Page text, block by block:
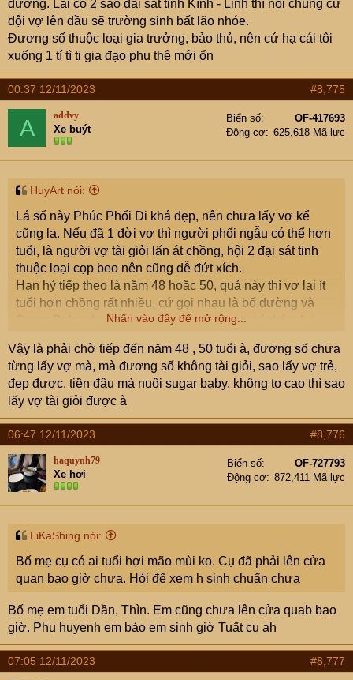
dương. Lại có 2 sao đại sát tinh Kình - Linh thì nói chung cứ
đội vợ lên đầu sẽ trường sinh bất lão nhóe.
Đương số thuộc loại gia trưởng, bảo thủ, nên cứ hạ cái tôi
xuống 1 tí tì ti gia đạo phu thê mới ổn
00:37 12/11/2023 #8,775
A addvy
Xe buýt
Biển số
OF-417693
Động cơ
625,618 Mã lực
HuyArt nói:
Lá số này Phúc Phối Di khá đẹp, nên chưa lấy vợ kể
cũng lạ. Nếu đã 1 đời vợ thì người phối ngẫu có thể hơn
tuổi, là người vợ tài giỏi lấn át chồng, hội 2 đại sát tinh
thuộc loại cọp beo nên cũng dễ đứt xích.
Hạn hỷ tiếp theo là năm 48 hoặc 50, quả này thì vợ lại ít
tuổi hơn chồng rất nhiều, cứ gọi nhau là bố đường và
Sugar Baby cho nó tình cảm đỡ cãi nhau chí chóe, lại
Cung Thê VCD đất La - Võng mà có cả thiên không và
thiếu dương thì lúc này Thiếu dương nó uy lực chả kém
gì Thái dương. Lại có 2 sao đại sát tinh Kình - Linh thì nói
chung cứ đội vợ lên đầu sẽ trường sinh bất lão nhóe.
Đương số thuộc loại gia trưởng, bảo thủ, nên cứ hạ cái
tôi xuống 1 tí tì ti gia đạo phu thê mới ổn
Nhấn vào đây để mở rộng...
Vậy là phải chờ tiếp đến năm 48 , 50 tuổi à, đương số chưa
từng lấy vợ mà, mà đương số không tài giỏi, sao lấy vợ trẻ,
đẹp được. tiền đâu mà nuôi sugar baby, không to cao thì sao
lấy vợ tài giỏi được à
06:47 12/11/2023 #8,776
haquynh79
Xe hơi
Biển số
OF-727793
Động cơ
872,411 Mã lực
LiKaShing nói:
Bố mẹ cụ có ai tuổi hợi mão mùi ko. Cụ đã phải lên cửa
quan bao giờ chưa. Hỏi để xem h sinh chuẩn chưa
Bố mẹ em tuổi Dần, Thìn. Em cũng chưa lên cửa quab bao
giờ. Phụ huyenh em bảo em sinh giờ Tuất cụ ah
07:05 12/11/2023 #8,777